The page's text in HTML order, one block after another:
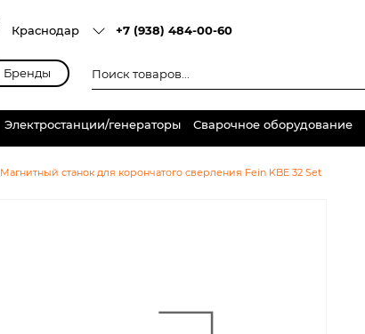
Краснодар +7 (938) 484-00-60
Бренды товаров
Электростанции/генераторы Сварочное оборудование
Магнитный станок для корончатого сверления Fein KBE 32 Set